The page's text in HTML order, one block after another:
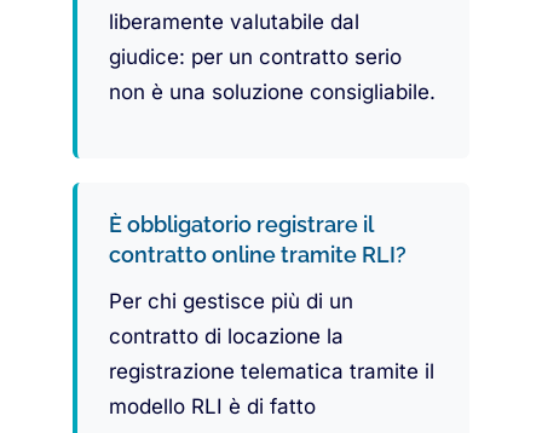
liberamente valutabile dal
giudice: per un contratto serio
non è una soluzione consigliabile.
È obbligatorio registrare il
contratto online tramite RLI?
Per chi gestisce più di un
contratto di locazione la
registrazione telematica tramite il
modello RLI è di fatto